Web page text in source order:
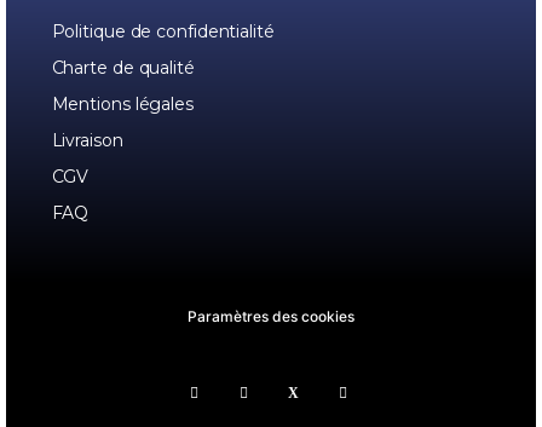
Politique de confidentialité
Charte de qualité
Mentions légales
Livraison
CGV
FAQ
Paramètres des cookies